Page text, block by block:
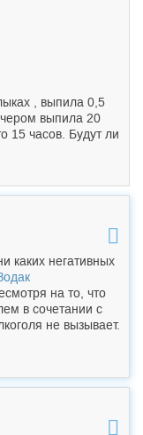
, выпила 0,5
выпила 20
15 часов. Будут ли
каких негативных
на то, что
в сочетании с
не вызывает.